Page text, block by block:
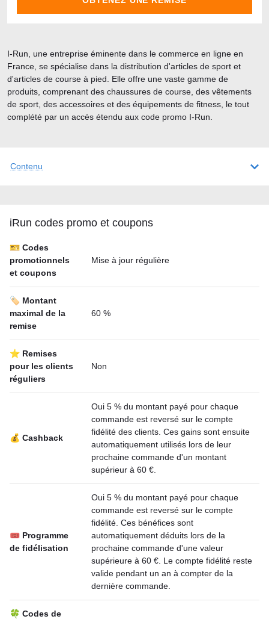
Contenu
iRun codes promo et coupons
🎫 Codes
promotionnels
et coupons
Mise à jour régulière
🏷️ Montant
maximal de la
remise
60 %
⭐ Remises
pour les clients
réguliers
Non
💰 Cashback
Oui 5 % du montant payé pour chaque
commande est reversé sur le compte
fidélité des clients. Ces gains sont ensuite
automatiquement utilisés lors de leur
prochaine commande d'un montant
supérieur à 60 €.
🎟 Programme
de fidélisation
Oui 5 % du montant payé pour chaque
commande est reversé sur le compte
fidélité. Ces bénéfices sont
automatiquement déduits lors de la
prochaine commande d'une valeur
supérieure à 60 €. Le compte fidélité reste
valide pendant un an à compter de la
dernière commande.
🍀 Codes de
I-Run, une entreprise éminente dans le commerce en ligne en
France, se spécialise dans la distribution d'articles de sport et
d'articles de course à pied. Elle offre une vaste gamme de
produits, comprenant des chaussures de course, des vêtements
de sport, des accessoires et des équipements de fitness, le tout
complété par un accès étendu aux code promo I-Run.